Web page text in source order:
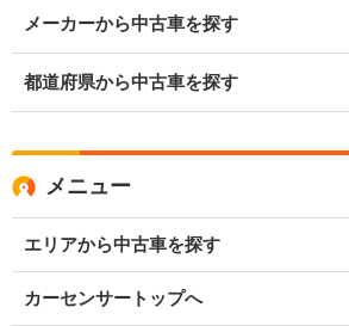
メーカーから中古車を探す
都道府県から中古車を探す
メニュー
エリアから中古車を探す
カーセンサートップへ